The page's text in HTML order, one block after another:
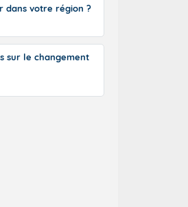
dans votre région ?
sur le changement